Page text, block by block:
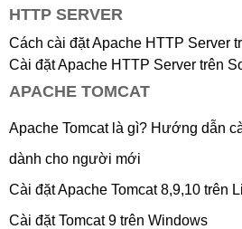
HTTP SERVER
Cách cài đặt Apache HTTP Server
Cài đặt Apache HTTP Server trên
APACHE TOMCAT
Apache Tomcat là gì? Hướng dẫn
dành cho người mới
Cài đặt Apache Tomcat 8,9,10 trên
Cài đặt Tomcat 9 trên Windows